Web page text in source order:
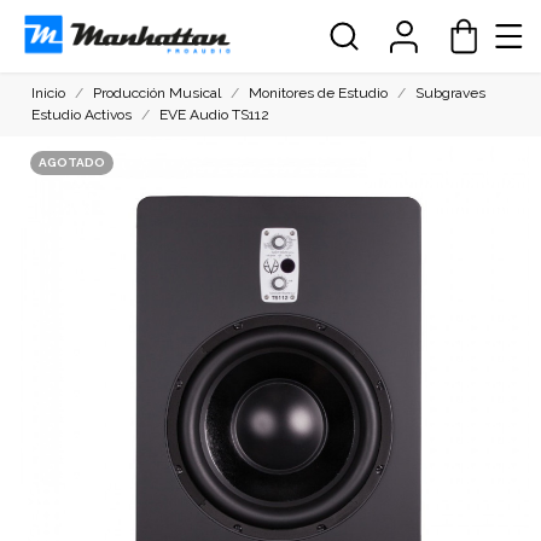
Inicio Producción Musical Monitores de Estudio
Subgraves
Estudio Activos
EVE Audio TS112
AGOTADO